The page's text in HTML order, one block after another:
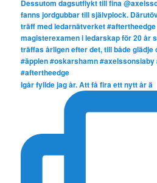
Igår fyllde jag år. Att få fira ett nytt år ä